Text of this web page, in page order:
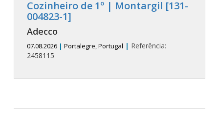
Cozinheiro de 1º | Montargil [131-
004823-1]
Adecco
07.08.2026 | Portalegre, Portugal | Referência:
2458115